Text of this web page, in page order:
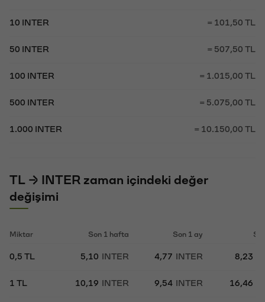
10 INTER = 101,50 TL
50 INTER = 507,50 TL
100 INTER = 1.015,00 TL
500 INTER = 5.075,00 TL
1.000 INTER = 10.150,00 TL
TL → INTER zaman içindeki değer
değişimi
Miktar Son 1 hafta Son 1 ay
0,5 TL 5,10 INTER 4,77 INTER 8,23
1 TL 10,19 INTER 9,54 INTER 16,46